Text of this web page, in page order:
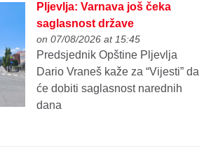
Pljevlja: Varnava još čeka
saglasnost države
on 07/08/2026 at 15:45
Predsjednik Opštine Pljevlja
Dario Vraneš kaže za “Vijesti” da
će dobiti saglasnost narednih
dana